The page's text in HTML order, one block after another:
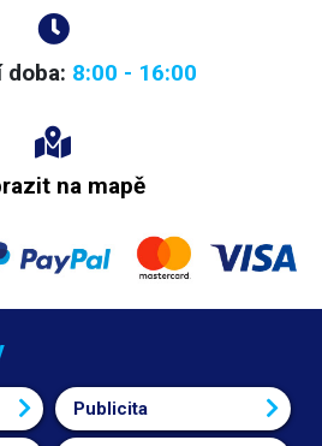
doba: 8:00 - 16:00
na mapě
Publicita